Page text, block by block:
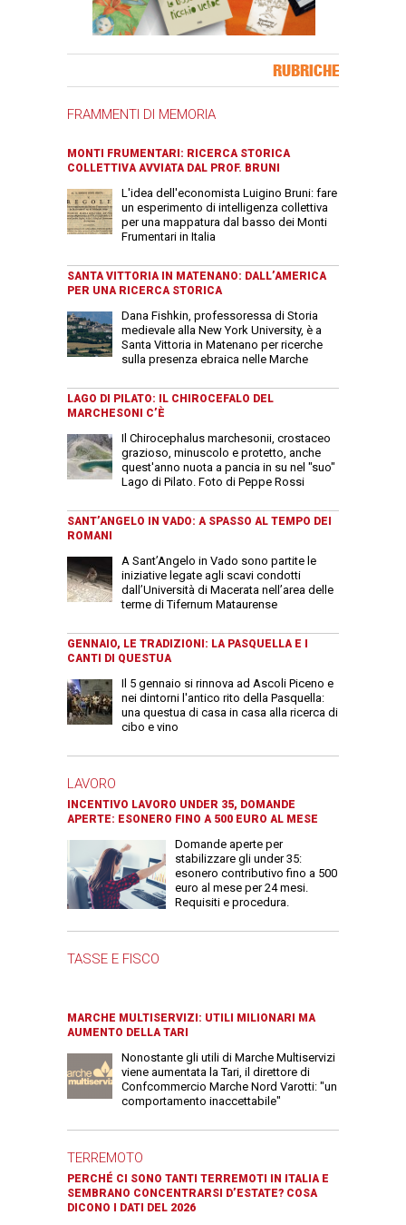
RUBRICHE
FRAMMENTI DI MEMORIA
MONTI FRUMENTARI: RICERCA STORICA
COLLETTIVA AVVIATA DAL PROF. BRUNI
L'idea dell'economista Luigino Bruni: fare
un esperimento di intelligenza collettiva
per una mappatura dal basso dei Monti
Frumentari in Italia
SANTA VITTORIA IN MATENANO: DALL’AMERICA
PER UNA RICERCA STORICA
Dana Fishkin, professoressa di Storia
medievale alla New York University, è a
Santa Vittoria in Matenano per ricerche
sulla presenza ebraica nelle Marche
LAGO DI PILATO: IL CHIROCEFALO DEL
MARCHESONI C’È
Il Chirocephalus marchesonii, crostaceo
grazioso, minuscolo e protetto, anche
quest'anno nuota a pancia in su nel "suo"
Lago di Pilato. Foto di Peppe Rossi
SANT’ANGELO IN VADO: A SPASSO AL TEMPO DEI
ROMANI
A Sant’Angelo in Vado sono partite le
iniziative legate agli scavi condotti
dall’Università di Macerata nell’area delle
terme di Tifernum Mataurense
GENNAIO, LE TRADIZIONI: LA PASQUELLA E I
CANTI DI QUESTUA
Il 5 gennaio si rinnova ad Ascoli Piceno e
nei dintorni l'antico rito della Pasquella:
una questua di casa in casa alla ricerca di
cibo e vino
LAVORO
INCENTIVO LAVORO UNDER 35, DOMANDE
APERTE: ESONERO FINO A 500 EURO AL MESE
Domande aperte per
stabilizzare gli under 35:
esonero contributivo fino a 500
euro al mese per 24 mesi.
Requisiti e procedura.
TASSE E FISCO
MARCHE MULTISERVIZI: UTILI MILIONARI MA
AUMENTO DELLA TARI
Nonostante gli utili di Marche Multiservizi
viene aumentata la Tari, il direttore di
Confcommercio Marche Nord Varotti: "un
comportamento inaccettabile"
TERREMOTO
PERCHÉ CI SONO TANTI TERREMOTI IN ITALIA E
SEMBRANO CONCENTRARSI D’ESTATE? COSA
DICONO I DATI DEL 2026